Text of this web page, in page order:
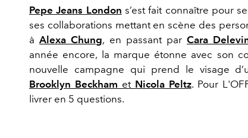
Pepe Jeans London s’est fait connaître pour
ses collaborations mettant en scène des
àAlexa Chung, en passant parCara
année encore, la marque étonne avec son
nouvelle campagne qui prend le visage
Brooklyn Beckham et Nicola Peltz. Pour
livrer en 5 questions.